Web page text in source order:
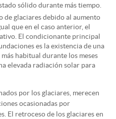
sólido durante más tiempo.
glaciares debido al aumento
que en el caso anterior, el
El condicionante principal
es la existencia de una
habitual durante los meses
elevada radiación solar para
por los glaciares, merecen
ocasionadas por
El retroceso de los glaciares en